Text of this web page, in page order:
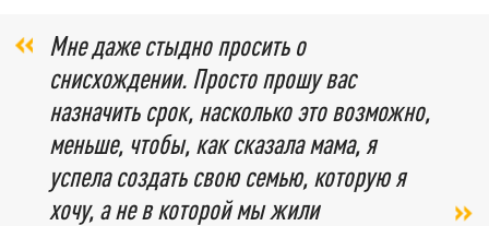
Мне даже стыдно просить о
снисхождении. Просто прошу вас
назначить срок, насколько это возможно,
меньше, чтобы, как сказала мама, я
успела создать свою семью, которую я
хочу, а не в которой мы жили